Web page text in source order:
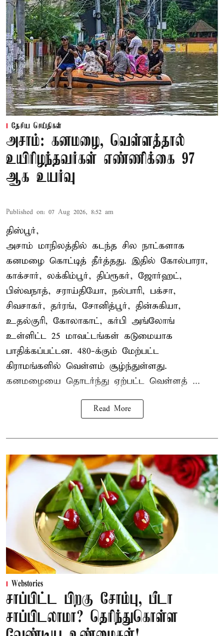
தேசிய செய்திகள்
அசாம்: கனமழை, வெள்ளத்தால்
உயிரிழந்தவர்கள் எண்ணிக்கை 97
ஆக உயர்வு
Published on: 07 Aug 2026, 8:52 am
திஸ்பூர்,
அசாம் மாநிலத்தில் கடந்த சில நாட்களாக
கனமழை கொட்டித் தீர்த்தது. இதில் கோல்பாரா,
காக்சார், லக்கிம்பூர், திப்ரூகர், ஜோர்ஹட்,
பிஸ்வநாத், சராய்தியோ, நல்பாரி, பக்சா,
சிவசாகர், தர்ரங், சோனித்பூர், தின்சுகியா,
உதல்குரி, கோலாகாட், கர்பி அங்லோங்
உள்ளிட்ட 25 மாவட்டங்கள் கடுமையாக
பாதிக்கப்பட்டன. 480-க்கும் மேற்பட்ட
கிராமங்களில் வெள்ளம் சூழ்ந்துள்ளது.
கனமழையை தொடர்ந்து ஏற்பட்ட வெள்ளத் ...
Read More
Webstories
சாப்பிட்ட பிறகு சோம்பு, பீடா
சாப்பிடலாமா? தெரிந்துகொள்ள